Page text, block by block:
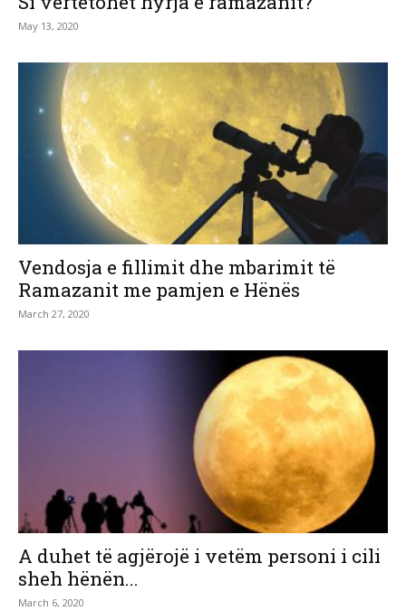
May 13, 2020
Vendosja e fillimit dhe mbarimit të
Ramazanit me pamjen e Hënës
March 27, 2020
A duhet të agjërojë i vetëm personi i cili
sheh hënën...
March 6, 2020